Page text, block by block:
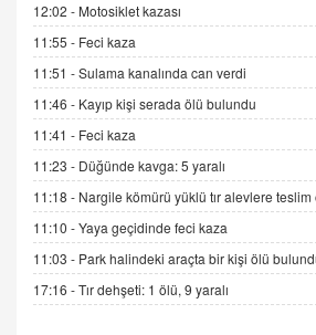
DR. EKREM ASLAN
Gerçek Ne, Algı Ne?
Cümlesinin Peşinden
19.07.2025 12:45
GÖNÜL MENEKŞE
Şifacının Yolu
04.11.2025 12:56
AV. RÜMEYSA ÖZKALE
Kira Uyuşmazlıklarında
Arabulucuya Başvuru Şartı
12:02 - Motosiklet kazası
11:55 - Feci kaza
11:51 -Sulama kanalında can verdi
11:46 - Kayıp kişi serada ölü bulundu
11:41 - Feci kaza
11:23 - Düğünde kavga: 5 yaralı
11:18 - Nargile kömürü yüklü tır alevlere teslim
11:10 -Yaya geçidinde feci kaza
11:03 - Park halindeki araçta bir kişi ölü
17:16 -Tır dehşeti: 1 ölü, 9 yaralı